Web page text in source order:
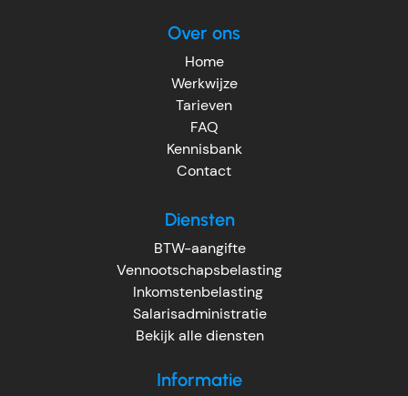
Over ons
Home
Werkwijze
Tarieven
FAQ
Kennisbank
Contact
Diensten
BTW-aangifte
Vennootschapsbelasting
Inkomstenbelasting
Salarisadministratie
Bekijk alle diensten
Informatie